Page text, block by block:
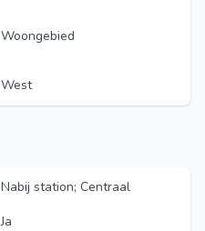
Woongebied
West
Nabij station; Centraal
Ja